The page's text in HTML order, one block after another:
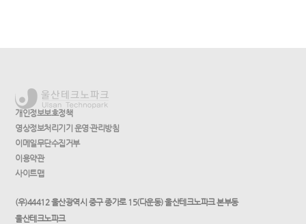
개인정보보호정책
영상정보처리기기 운영·관리방침
이메일무단수집거부
이용약관
사이트맵
(우)44412 울산광역시 중구 종가로 15(다운동) 울산테크노파크 본부동
울산테크노파크